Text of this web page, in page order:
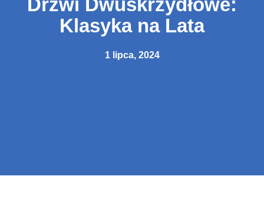
Drzwi Dwuskrzydłowe:
Klasyka na Lata
1 lipca, 2024